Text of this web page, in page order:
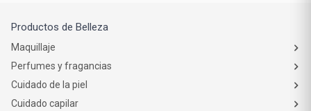
Productos de Belleza
Maquillaje
Perfumes y fragancias
Cuidado de la piel
Cuidado capilar